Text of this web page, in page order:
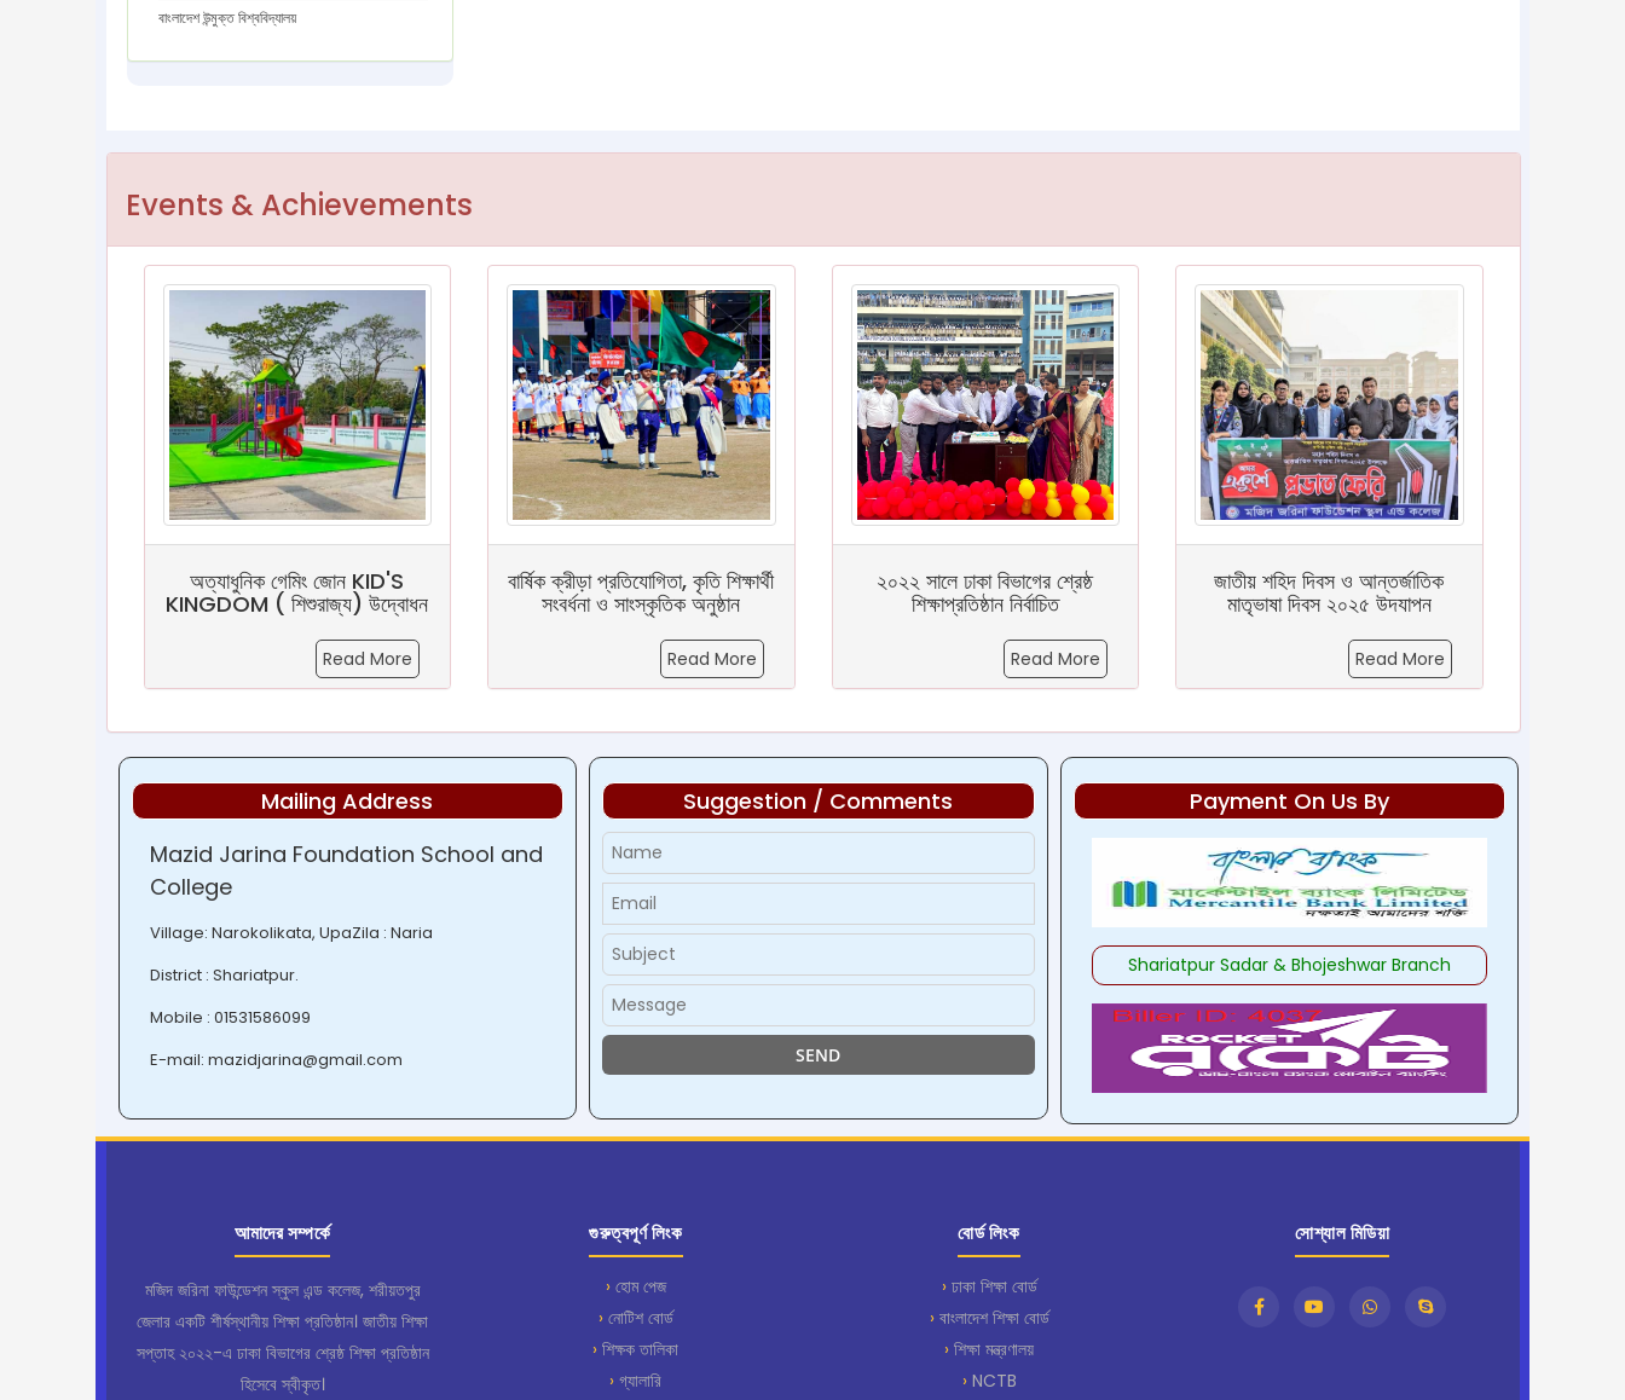
বাংলাদেশ উন্মুক্ত বিশ্ববিদ্যালয়
Events & Achievements
অত্যাধুনিক গেমিং জোন KID'S
KINGDOM ( শিশুরাজ্য) উদ্বোধন
Read More
বার্ষিক ক্রীড়া প্রতিযোগিতা, কৃতি শিক্ষার্থী
সংবর্ধনা ও সাংস্কৃতিক অনুষ্ঠান
Read More
২০২২ সালে ঢাকা বিভাগের শ্রেষ্ঠ
শিক্ষাপ্রতিষ্ঠান নির্বাচিত
Read More
জাতীয় শহিদ দিবস ও আন্তর্জাতিক
মাতৃভাষা দিবস ২০২৫ উদযাপন
Read More
Mailing Address
Mazid Jarina Foundation School and
College
Village: Narokolikata, UpaZila : Naria
District : Shariatpur.
Mobile : 01531586099
E-mail: mazidjarina@gmail.com
Suggestion / Comments Payment On Us By
Shariatpur Sadar & Bhojeshwar Branch
আমাদের সম্পর্কে
মজিদ জরিনা ফাউন্ডেশন স্কুল এন্ড কলেজ, শরীয়তপুর
জেলার একটি শীর্ষস্থানীয় শিক্ষা প্রতিষ্ঠান। জাতীয় শিক্ষা
সপ্তাহ ২০২২-এ ঢাকা বিভাগের শ্রেষ্ঠ শিক্ষা প্রতিষ্ঠান
হিসেবে স্বীকৃত।
গুরুত্বপূর্ণ লিংক
হোম পেজ
নোটিশ বোর্ড
শিক্ষক তালিকা
গ্যালারি
বোর্ড লিংক
ঢাকা শিক্ষা বোর্ড
বাংলাদেশ শিক্ষা বোর্ড
শিক্ষা মন্ত্রণালয়
NCTB
সোশ্যাল মিডিয়া